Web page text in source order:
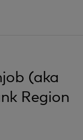
(aka
Region